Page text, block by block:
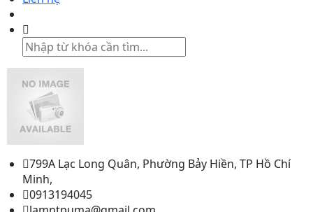
799A Lạc Long Quân, Phường Bảy Hiền, TP Hồ Chí
Minh,
0913194045